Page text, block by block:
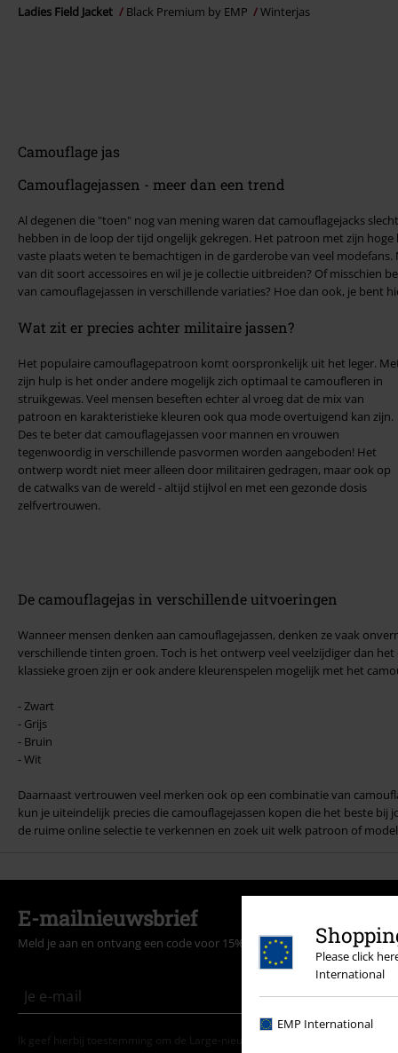
Please click
International
EMP International
Ladies Field Jacket Black Premium by EMP Winterjas
Camouflage jas
Camouflagejassen - meer dan een trend
Al degenen die "toen" nog van mening waren dat camouflagejacks
hebben in de loop der tijd ongelijk gekregen. Het patroon met zijn
vaste plaats weten te bemachtigen in de garderobe van veel modefans. Misschien heb je thuis al een paar
van dit soort accessoires en wil je je collectie uitbreiden? Of misschien
van camouflagejassen in verschillende variaties? Hoe dan ook, je bent
Wat zit er precies achter militaire jassen?
Het populaire camouflagepatroon komt oorspronkelijk uit het leger.
zijn hulp is het onder andere mogelijk zich optimaal te camoufleren in
struikgewas. Veel mensen beseften echter al vroeg dat de mix van
patroon en karakteristieke kleuren ook qua mode overtuigend kan zijn.
Des te beter dat camouflagejassen voor mannen en vrouwen
tegenwoordig in verschillende pasvormen worden aangeboden! Het
ontwerp wordt niet meer alleen door militairen gedragen, maar ook op
de catwalks van de wereld - altijd stijlvol en met een gezonde dosis
zelfvertrouwen.
De camouflagejas in verschillende uitvoeringen
Wanneer mensen denken aan camouflagejassen, denken ze vaak
verschillende tinten groen. Toch is het ontwerp veel veelzijdiger dan
klassieke groen zijn er ook andere kleurenspelen mogelijk met het
- Zwart
- Grijs
- Bruin
- Wit
Daarnaast vertrouwen veel merken ook op een combinatie van
kun je uiteindelijk precies die camouflagejassen kopen die het beste bij
de ruime online selectie te verkennen en zoek uit welk patroon of
E-mailnieuwsbrief
Meld je aan en ontvang een code voor 15% korting! Meer info
Ik geef hierbij toestemming om de Large-nieuwsbrief te ontvangen en ga